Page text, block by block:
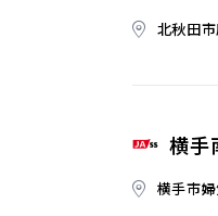
北秋田
横手
横手市